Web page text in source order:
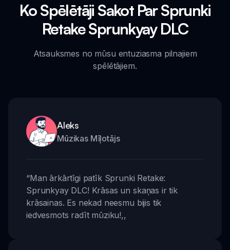
Ko Spēlētāji Sakot Par Sprunki
Retake Sprunkyay DLC
Atsauksmes no mūsu entuziasma pilnajiem
spēlētājiem.
Aleks
Mūzikas Mīļotājs
“Man ārkārtīgi patīk Sprunki Retake:
Sprunkyay DLC! Krāsas un skaņas ir tik
krāsainas. Es nekad neesmu bijis tik
iedvesmots radīt mūziku!,,